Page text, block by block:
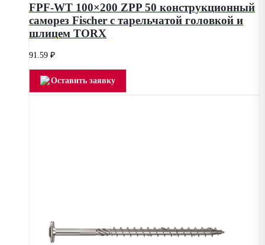
FPF-WT 100×200 ZPP 50 конструкционный
саморез Fischer с тарельчатой головкой и
шлицем TORX
91.59 ₽
Оставить заявку